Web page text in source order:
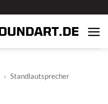
» Standlautsprecher